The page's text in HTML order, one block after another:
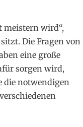
meistern wird“,
Die Fragen von
eine große
sorgen wird,
die notwendigen